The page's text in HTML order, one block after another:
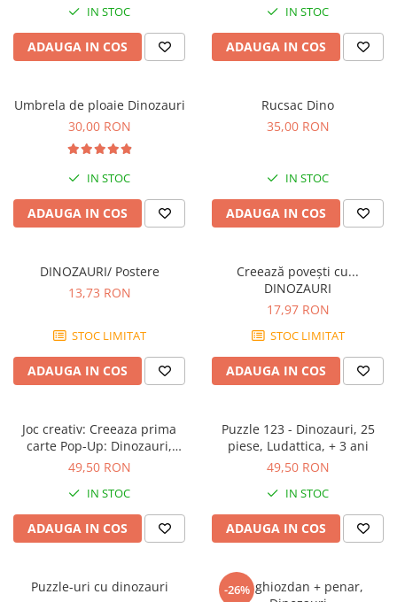
Jocuri STEAM
Jucarii interactive
Jucarii muzicale
Masinute si trenulete
Roboti de jucarie
IN STOC
ADAUGA IN COS
IN STOC
ADAUGA IN COS
Umbrela de ploaie Dinozauri
30,00 RON
IN STOC
ADAUGA IN COS
Rucsac Dino
35,00 RON
IN STOC
ADAUGA IN COS
DINOZAURI/ Postere
13,73 RON
STOC LIMITAT
ADAUGA IN COS
Creează povești cu...
DINOZAURI
17,97 RON
STOC LIMITAT
ADAUGA IN COS
Joc creativ: Creeaza prima
carte Pop-Up: Dinozauri,
Ludattica, +5 ani
49,50 RON
IN STOC
ADAUGA IN COS
Puzzle 123 - Dinozauri, 25
piese, Ludattica, + 3 ani
49,50 RON
IN STOC
ADAUGA IN COS
Puzzle-uri cu dinozauri
-26%
Set ghiozdan + penar,